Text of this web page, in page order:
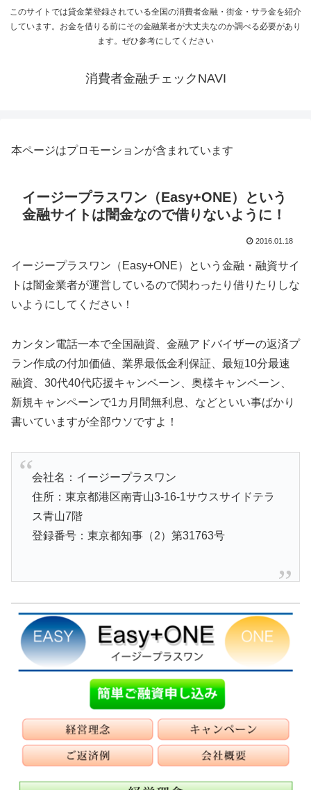
このサイトでは貸金業登録されている全国の消費者金融・街金・サラ金を紹介
しています。お金を借りる前にその金融業者が大丈夫なのか調べる必要があり
ます。ぜひ参考にしてください
消費者金融チェックNAVI
本ページはプロモーションが含まれています
イージープラスワン（Easy+ONE）という
金融サイトは闇金なので借りないように！
2016.01.18
イージープラスワン（Easy+ONE）という金融・融資サイ
トは闇金業者が運営しているので関わったり借りたりしな
いようにしてください！
カンタン電話一本で全国融資、金融アドバイザーの返済プ
ラン作成の付加価値、業界最低金利保証、最短10分最速
融資、30代40代応援キャンペーン、奥様キャンペーン、
新規キャンペーンで1カ月間無利息、などといい事ばかり
書いていますが全部ウソですよ！
会社名：イージープラスワン
住所：東京都港区南青山3-16-1サウスサイドテラ
ス青山7階
登録番号：東京都知事（2）第31763号